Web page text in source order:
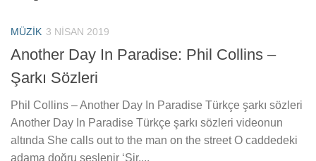
MÜZIK 3 NISAN 2019
Another Day In Paradise: Phil Collins –
Şarkı Sözleri
Phil Collins – Another Day In Paradise Türkçe şarkı sözleri
Another Day In Paradise Türkçe şarkı sözleri videonun
altında She calls out to the man on the street O caddedeki
adama doğru seslenir ‘Sir,...